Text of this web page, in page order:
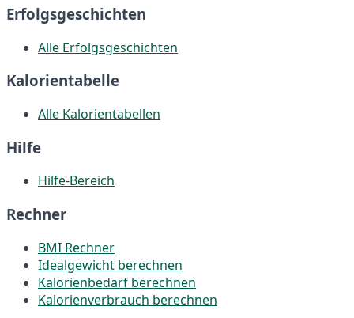
Erfolgsgeschichten
Alle Erfolgsgeschichten
Kalorientabelle
Alle Kalorientabellen
Hilfe
Hilfe-Bereich
Rechner
BMI Rechner
Idealgewicht berechnen
Kalorienbedarf berechnen
Kalorienverbrauch berechnen